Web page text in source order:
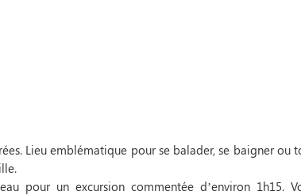
Lieu emblématique pour se balader, se baigner ou
pour un excursion commentée d’environ 1h15.